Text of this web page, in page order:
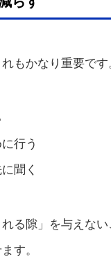
もかなり重要です
行う
聞く
る隙」を与えな
す。